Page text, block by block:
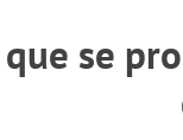
se